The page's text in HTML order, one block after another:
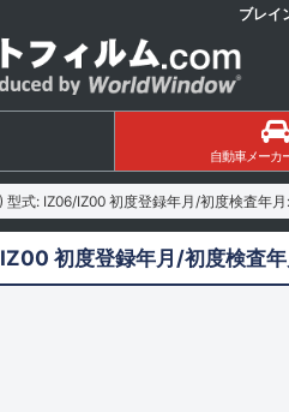
ブレイ
自動車メーカ
型式: IZ06/IZ00 初度登録年月/初度検査年
初度登録年月/初度検査